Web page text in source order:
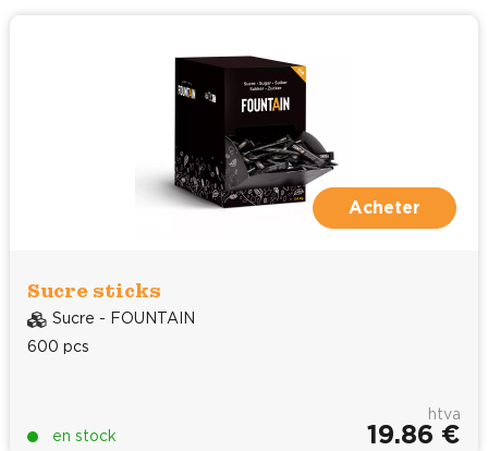
Acheter
Sucre sticks
Sucre - FOUNTAIN
600 pcs
en stock
htva
19.86 €